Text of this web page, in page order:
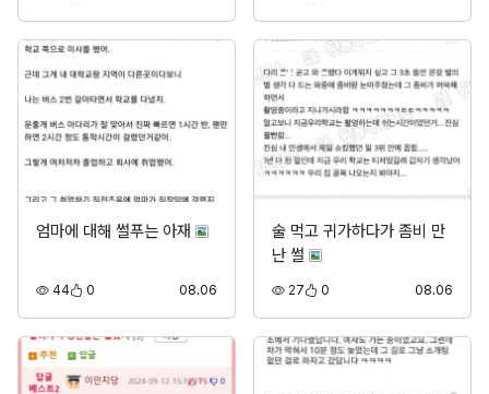
엄마에 대해 썰푸는 아재
44조회0 08.06
술 먹고 귀가하다가 좀비 만
난 썰
27조회0 08.06